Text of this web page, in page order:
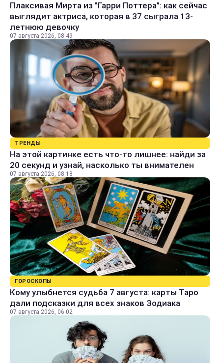
Плаксивая Мирта из "Гарри Поттера": как сейчас
выглядит актриса, которая в 37 сыграла 13-
летнюю девочку
07 августа 2026, 08:49
ТРЕНДЫ
На этой картинке есть что-то лишнее: найди за
20 секунд и узнай, насколько ты внимателен
07 августа 2026, 08:18
ГОРОСКОПЫ
Кому улыбнется судьба 7 августа: карты Таро
дали подсказки для всех знаков Зодиака
07 августа 2026, 06:02